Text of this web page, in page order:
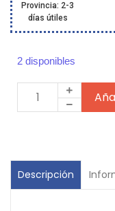
Provincia: 2-3
días útiles
2 disponibles
Descripción